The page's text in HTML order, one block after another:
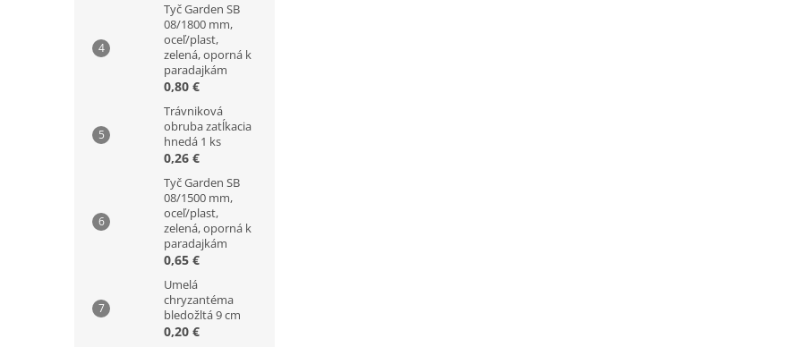
Tyč Garden SB
08/1800 mm,
oceľ/plast,
zelená, oporná k
paradajkám
0,80 €
Trávniková
obruba zatĺkacia
hnedá 1 ks
0,26 €
Tyč Garden SB
08/1500 mm,
oceľ/plast,
zelená, oporná k
paradajkám
0,65 €
Umelá
chryzantéma
bledožltá 9 cm
0,20 €